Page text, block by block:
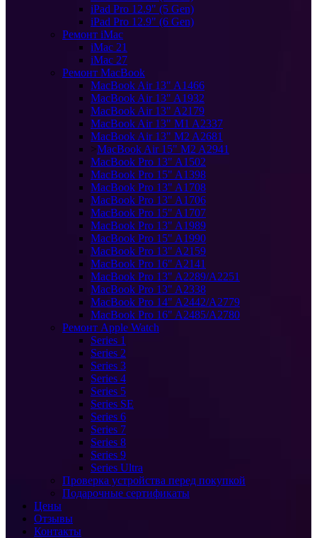
iPad Pro 12.9" (5 Gen)
iPad Pro 12.9" (6 Gen)
Ремонт iMac
iMac 21
iMac 27
Ремонт MacBook
MacBook Air 13" A1466
MacBook Air 13" A1932
MacBook Air 13" A2179
MacBook Air 13" M1 A2337
MacBook Air 13" M2 A2681
>MacBook Air 15" M2 A2941
MacBook Pro 13" A1502
MacBook Pro 15" A1398
MacBook Pro 13" A1708
MacBook Pro 13" A1706
MacBook Pro 15" A1707
MacBook Pro 13" A1989
MacBook Pro 15" A1990
MacBook Pro 13" A2159
MacBook Pro 16" A2141
MacBook Pro 13" A2289/A2251
MacBook Pro 13" A2338
MacBook Pro 14" A2442/A2779
MacBook Pro 16" A2485/A2780
Ремонт Apple Watch
Series 1
Series 2
Series 3
Series 4
Series 5
Series SE
Series 6
Series 7
Series 8
Series 9
Series Ultra
Проверка устройства перед покупкой
Подарочные сертификаты
Цены
Отзывы
Контакты